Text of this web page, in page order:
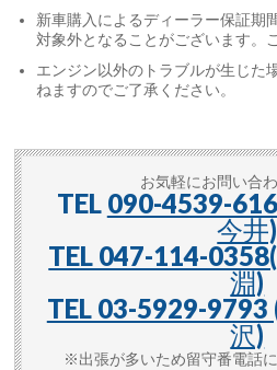
新車購入によるディーラー保証期
対象外となることがございます。
エンジン以外のトラブルが生じた
ねますのでご了承ください。
お気軽にお問い合
TEL 090-4539-
今井)
TEL 047-114-
淵)
TEL 03-5929-9793
沢)
※出張が多いため留守番電話